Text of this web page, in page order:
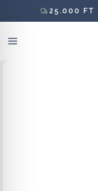
25.000 FT